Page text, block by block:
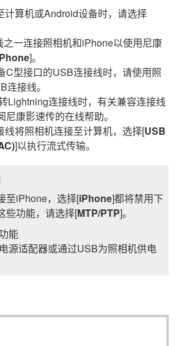
计算机或Android设备时，请选择
一连接照相机和iPhone以使用尼康
]。
C型接口的USB连接线时，请使用照
连接线。
Lightning连接线时，有关兼容连接线
尼康影速传的在线帮助。
线将照相机连接至计算机，选择[USB
]以执行流式传输。
至iPhone，选择[iPhone]都将禁用下
些功能，请选择[MTP/PTP]。
能
电源适配器或通过USB为照相机供电